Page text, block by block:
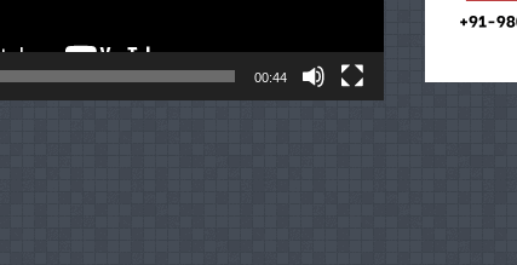
00:44